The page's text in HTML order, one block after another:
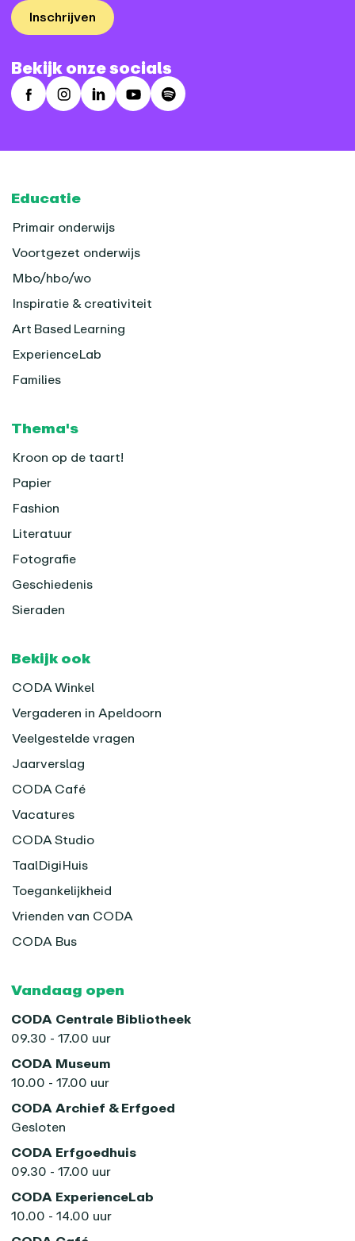
Inschrijven
Bekijk onze socials
FacebookInstagram
LinkedInYoutubeSpotify
Footer
Educatie
Primair onderwijs
Voortgezet onderwijs
Mbo/hbo/wo
Inspiratie & creativiteit
Art Based Learning
ExperienceLab
Families
Thema's
Kroon op de taart!
Papier
Fashion
Literatuur
Fotografie
Geschiedenis
Sieraden
Bekijk ook
CODA Winkel
Vergaderen in Apeldoorn
Veelgestelde vragen
Jaarverslag
CODA Café
Vacatures
CODA Studio
TaalDigiHuis
Toegankelijkheid
Vrienden van CODA
CODA Bus
Vandaag open
CODA Centrale Bibliotheek
09.30 - 17.00 uur
CODA Museum
10.00 - 17.00 uur
CODA Archief & Erfgoed
Gesloten
CODA Erfgoedhuis
09.30 - 17.00 uur
CODA ExperienceLab
10.00 - 14.00 uur